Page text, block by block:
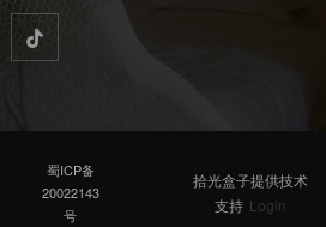
蜀ICP备
20022143
号
拾光盒子提供技术
支持 Login